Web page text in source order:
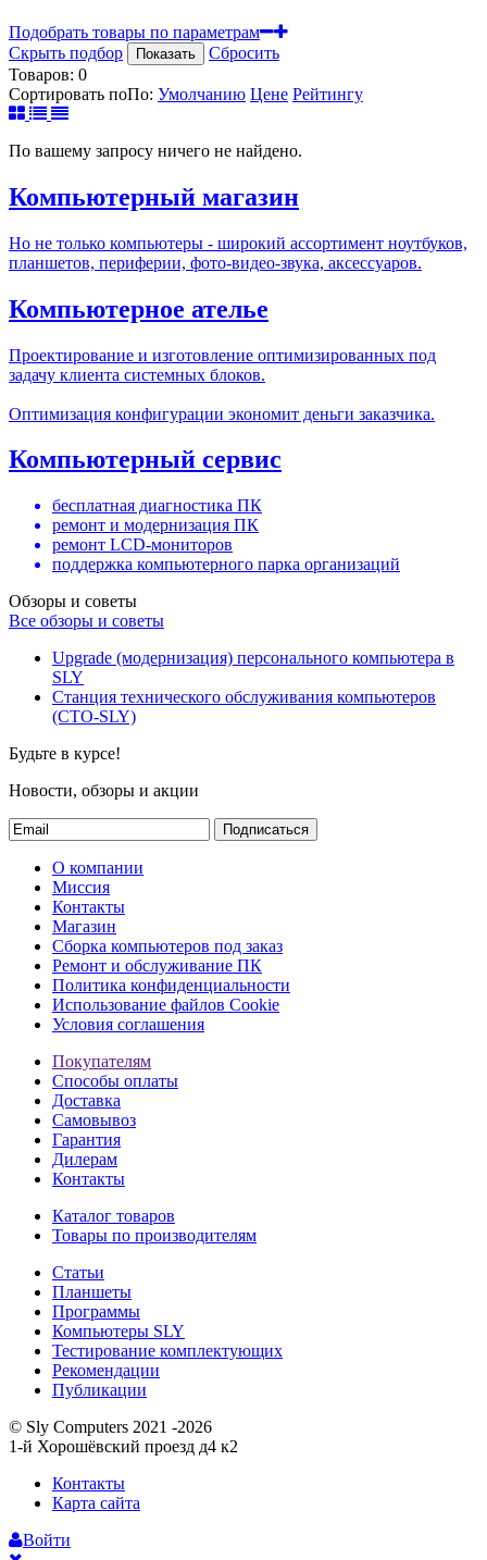
Подобрать товары по параметрам
Скрыть подбор
Показать
Сбросить
Товаров: 0
Сортировать поПо: Умолчанию Цене Рейтингу
По вашему запросу ничего не найдено.
Компьютерный магазин
Но не только компьютеры - широкий ассортимент ноутбуков,
планшетов, периферии, фото-видео-звука, аксессуаров.
Компьютерное ателье
Проектирование и изготовление оптимизированных под
задачу клиента системных блоков.
Оптимизация конфигурации экономит деньги заказчика.
Компьютерный сервис
бесплатная диагностика ПК
ремонт и модернизация ПК
ремонт LCD-мониторов
поддержка компьютерного парка организаций
Обзоры и советы
Все обзоры и советы
Upgrade (модернизация) персонального компьютера в
SLY
Станция технического обслуживания компьютеров
(СТО-SLY)
Будьте в курсе!
Новости, обзоры и акции
Подписаться
О компании
Миссия
Контакты
Магазин
Сборка компьютеров под заказ
Ремонт и обслуживание ПК
Политика конфиденциальности
Использование файлов Cookie
Условия соглашения
Покупателям
Способы оплаты
Доставка
Самовывоз
Гарантия
Дилерам
Контакты
Каталог товаров
Товары по производителям
Статьи
Планшеты
Программы
Компьютеры SLY
Тестирование комплектующих
Рекомендации
Публикации
© Sly Computers 2021 -2026
1-й Хорошёвский проезд д4 к2
Контакты
Карта сайта
Войти